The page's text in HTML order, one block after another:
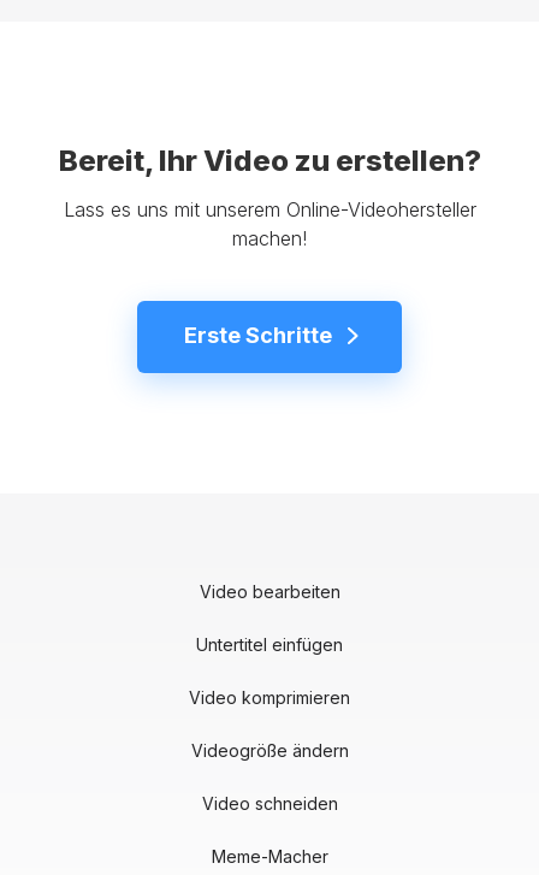
Bereit, Ihr Video zu erstellen?
Lass es uns mit unserem Online-Videohersteller
machen!
Erste Schritte
Video bearbeiten
Untertitel einfügen
Video komprimieren
Videogröße ändern
Video schneiden
Meme-Macher